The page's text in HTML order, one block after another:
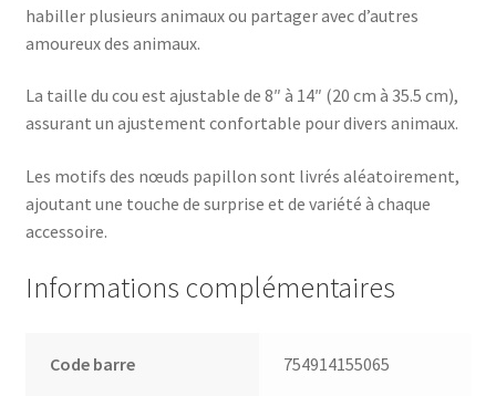
habiller plusieurs animaux ou partager avec d’autres
amoureux des animaux.
La taille du cou est ajustable de 8″ à 14″ (20 cm à 35.5 cm),
assurant un ajustement confortable pour divers animaux.
Les motifs des nœuds papillon sont livrés aléatoirement,
ajoutant une touche de surprise et de variété à chaque
accessoire.
Informations complémentaires
Code barre 754914155065